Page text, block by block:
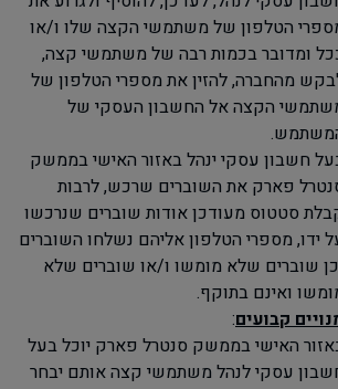
הטלפון של משתמשי הקצה שלו ו/או
ומדובר בכמות רבה של משתמשי קצה,
מהחברה, להזין את מספרי הטלפון של
הקצה אל החשבון העסקי של
חשבון עסקי ינהל באזור האישי בממשק
פארק את השוברים שרכש, לרבות
סטטוס מעודכן אודות שוברים שנרכשו
ידו, מספרי הטלפון אליהם נשלחו השוברים
שוברים שלא מומשו ו/או שוברים שלא
ואינם בתוקף.
קבועים:
האישי בממשק סנטרל פארק יוכל בעל
עסקי לנהל משתמשי קצה אותם יבחר